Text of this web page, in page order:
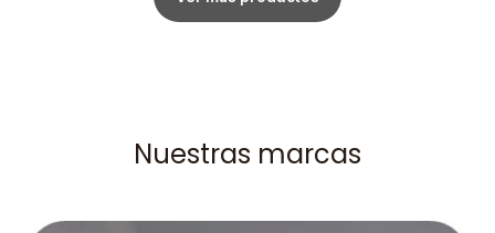
Nuestras marcas